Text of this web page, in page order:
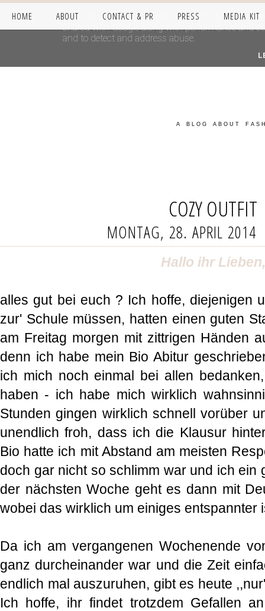
HOME ABOUT CONTACT & PR PRESS MEDIA KIT
A BLOG ABOUT
COZY OUTFIT
MONTAG, 28. APRIL 2014
Hallo ihr Lieben,
alles gut bei euch ? Ich hoffe, diejenigen
zur' Schule müssen, hatten einen guten
am Freitag morgen mit zittrigen Händen
denn ich habe mein Bio Abitur
ich mich noch einmal bei allen
haben - ich habe mich wirklich
Stunden gingen wirklich schnell vorüber
unendlich froh, dass ich die Klausur
Bio hatte ich mit Abstand am meisten
doch gar nicht so schlimm war und ich ein
der nächsten Woche geht es dann mit
wobei das wirklich um einiges entspannter
Da ich am vergangenen Wochenende
ganz durcheinander war und die Zeit
endlich mal auszuruhen, gibt es heute
Ich hoffe, ihr findet trotzdem Gefallen
This site uses cookies from Google to deliver its
shared with Google along with performance and
and to detect and address abuse.